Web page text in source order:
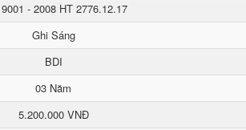
- 2008 HT 2776.12.17
Ghi Sáng
BDI
03 Năm
5.200.000 VNĐ